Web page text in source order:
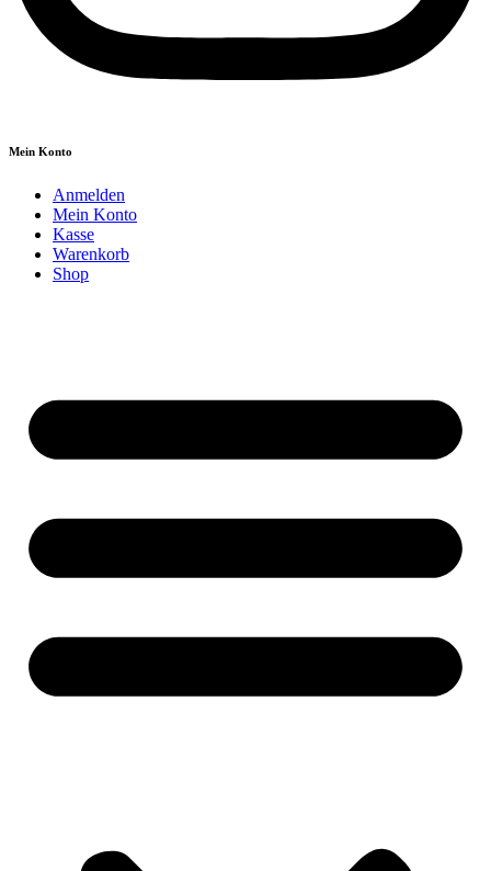
Mein Konto
Anmelden
Mein Konto
Kasse
Warenkorb
Shop